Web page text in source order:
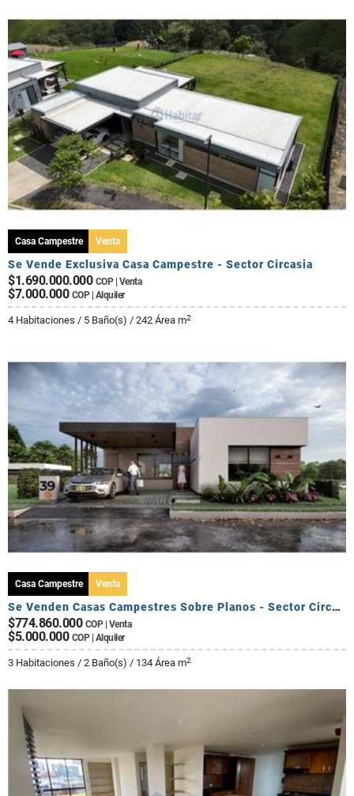
Casa Campestre Venta
Se Vende Exclusiva Casa Campestre - Sector Circasia
$1.690.000.000 COP | Venta
$7.000.000 COP | Alquiler
4 Habitaciones / 5 Baño(s) / 242 Área m2
Casa Campestre Venta
Se Venden Casas Campestres Sobre Planos - Sector Circasia
$774.860.000 COP | Venta
$5.000.000 COP | Alquiler
3 Habitaciones / 2 Baño(s) / 134 Área m2